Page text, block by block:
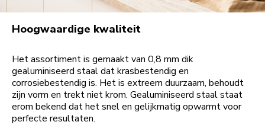
Hoogwaardige kwaliteit
Het assortiment is gemaakt van 0,8 mm dik
gealuminiseerd staal dat krasbestendig en
corrosiebestendig is. Het is extreem duurzaam, behoudt
zijn vorm en trekt niet krom. Gealuminiseerd staal staat
erom bekend dat het snel en gelijkmatig opwarmt voor
perfecte resultaten.